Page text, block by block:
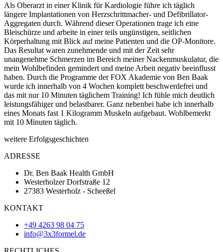
Als Oberarzt in einer Klinik für Kardiologie führe ich täglich
längere Implantationen von Herzschrittmacher- und Defibrillator-
Aggregaten durch. Während dieser Operationen trage ich eine
Bleischürze und arbeite in einer teils ungünstigen, seitlichen
Körperhaltung mit Blick auf meine Patienten und die OP-Monitore.
Das Resultat waren zunehmende und mit der Zeit sehr
unangenehme Schmerzen im Bereich meiner Nackenmuskulatur, die
mein Wohlbefinden gemindert und meine Arbeit negativ beeinflusst
haben. Durch die Programme der FOX Akademie von Ben Baak
wurde ich innerhalb von 4 Wochen komplett beschwerdefrei und
das mit nur 10 Minuten täglichem Training! Ich fühle mich deutlich
leistungsfähiger und belastbarer. Ganz nebenbei habe ich innerhalb
eines Monats fast 1 Kilogramm Muskeln aufgebaut. Wohlbemerkt
mit 10 Minuten täglich.
weitere Erfolgsgeschichten
ADRESSE
Dr. Ben Baak Health GmbH
Westerholzer Dorfstraße 12
27383 Westerholz - Scheeßel
KONTAKT
+49 4263 98 04 75
info@3x3formel.de